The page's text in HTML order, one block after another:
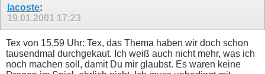
lacoste:
19.01.2001 17:23
Tex von 15.59 Uhr: Tex, das Thema haben wir doch schon
tausendmal durchgekaut. Ich weiß auch nicht mehr, was ich
noch machen soll, damit Du mir glaubst. Es waren keine